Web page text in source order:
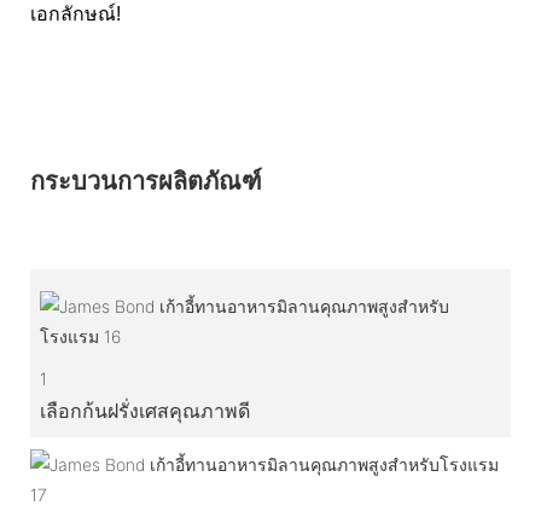
เอกลักษณ์!
กระบวนการผลิตภัณฑ์
1
เลือกก้นฝรั่งเศสคุณภาพดี